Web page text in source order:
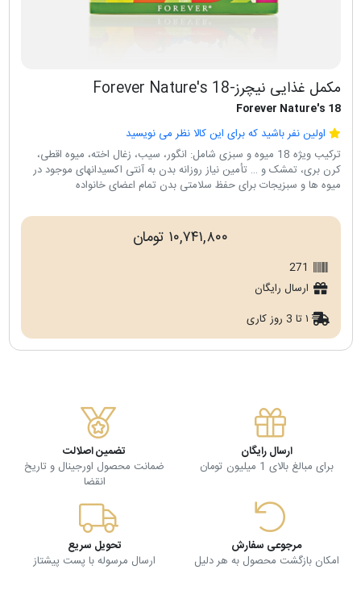
مکمل غذایی نیچرز-Forever Nature's 18
Forever Nature's 18
اولین نفر باشید که برای این کالا نظر می نویسید
ترکیب ویژه 18 میوه و سبزی شامل: انگور، سیب، زغال اخته، میوه اقطی،
کرن بری، تمشک و … تأمين نياز روزانه بدن به آنتی اکسيدانهای موجود در
ميوه ها و سبزيجات برای حفظ سلامتی بدن تمام اعضای خانواده
۱۰,۷۴۱,۸۰۰ تومان
271
ارسال رایگان
۱ تا 3 روز کاری
ارسال رایگان
برای مبالغ بالای 1 میلیون تومان
تضمین اصلالت
ضمانت محصول اورجینال و تاریخ
انقضا
مرجوعی سفارش
امکان بازگشت محصول به هر دلیل
تحویل سریع
ارسال مرسوله با پست پیشتاز